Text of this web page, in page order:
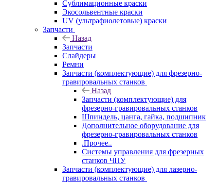
Сублимационные краски
Экосольвентные краски
UV (ультрафиолетовые) краски
Запчасти
Назад
Запчасти
Слайдеры
Ремни
Запчасти (комплектующие) для фрезерно-
гравировальных станков
Назад
Запчасти (комплектующие) для
фрезерно-гравировальных станков
Шпиндель, цанга, гайка, подшипник
Дополнительное оборудование для
фрезерно-гравировальных станков
.Прочее..
Системы управления для фрезерных
станков ЧПУ
Запчасти (комплектующие) для лазерно-
гравировальных станков